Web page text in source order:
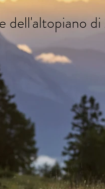
dell'altopiano